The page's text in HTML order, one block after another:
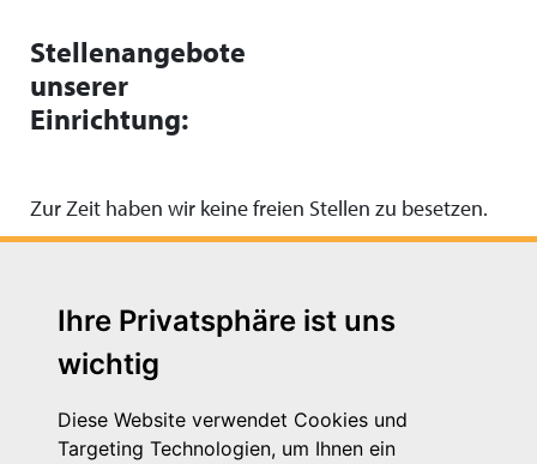
Ihre Privatsphäre ist uns
wichtig
Diese Website verwendet Cookies und
Targeting Technologien, um Ihnen ein
Stellenangebote
unserer
Einrichtung:
Zur Zeit haben wir keine freien Stellen zu besetzen.